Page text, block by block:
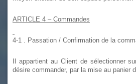
ARTICLE 4 – Commandes
4-1 . Passation / Confirmation de la
Il appartient au Client de sélectionner
désire commander, par la mise au panier